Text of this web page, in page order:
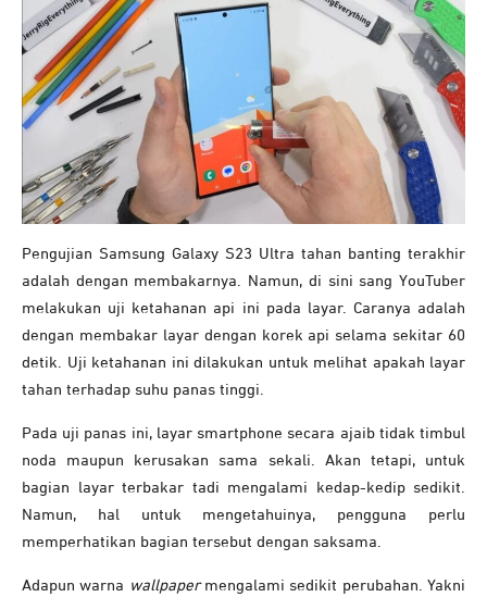
Pengujian Samsung Galaxy S23 Ultra tahan banting terakhir
adalah dengan membakarnya. Namun, di sini sang YouTuber
melakukan uji ketahanan api ini pada layar. Caranya adalah
dengan membakar layar dengan korek api selama sekitar 60
detik. Uji ketahanan ini dilakukan untuk melihat apakah layar
tahan terhadap suhu panas tinggi.
Pada uji panas ini, layar smartphone secara ajaib tidak timbul
noda maupun kerusakan sama sekali. Akan tetapi, untuk
bagian layar terbakar tadi mengalami kedap-kedip sedikit.
Namun, hal untuk mengetahuinya, pengguna perlu
memperhatikan bagian tersebut dengan saksama.
Adapun warna wallpapermengalami sedikit perubahan. Yakni